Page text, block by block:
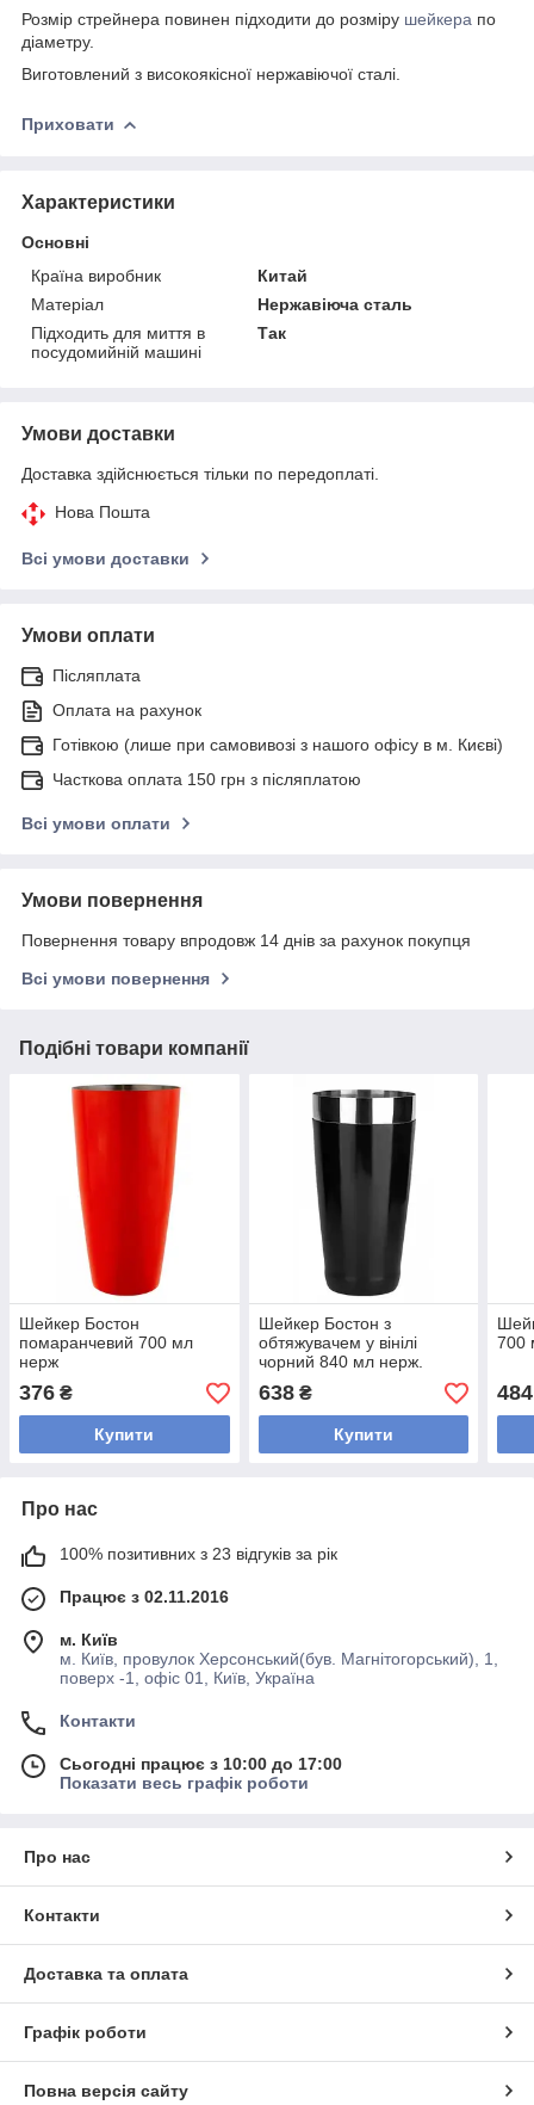
Розмір стрейнера повинен підходити до розміру шейкера по
діаметру.
Виготовлений з високоякісної нержавіючої сталі.
Приховати
Характеристики
Основні
Країна виробник
Китай
Матеріал
Нержавіюча сталь
Підходить для миття в
посудомийній машині
Так
Умови доставки
Доставка здійснюється тільки по передоплаті.
Нова Пошта
Всі умови доставки
Умови оплати
Післяплата
Оплата на рахунок
Готівкою (лише при самовивозі з нашого офісу в м. Києві)
Часткова оплата 150 грн з післяплатою
Всі умови оплати
Умови повернення
Повернення товару впродовж 14 днів за рахунок покупця
Всі умови повернення
Подібні товари компанії
Шейкер Бостон
помаранчевий 700 мл
нерж
376 ₴
Купити
Шейкер Бостон з
обтяжувачем у вінілі
чорний 840 мл нерж.
638₴
Купити
700
484
Про нас
100% позитивних з 23 відгуків за рік
Працює з 02.11.2016
м. Київ
м. Київ, провулок Херсонський(був. Магнітогорський), 1,
поверх -1, офіс 01, Київ, Україна
Контакти
Сьогодні працює з 10:00 до 17:00
Показати весь графік роботи
Про нас
Контакти
Доставка та оплата
Графік роботи
Повна версія сайту